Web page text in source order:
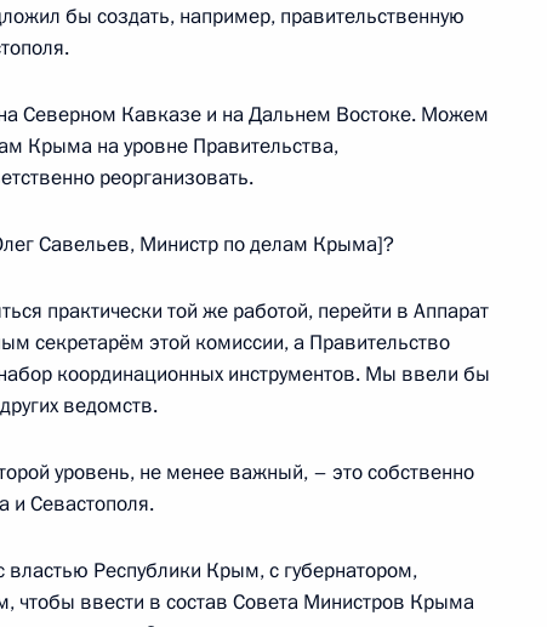
чемпионата мира
Навазом Шарифом
2
Ашрафом Гани
бы создать, например, правительственную
на Северном Кавказе и на Дальнем Востоке. Можем
Крыма на уровне Правительства,
реорганизовать.
Савельев, Министр по делам Крыма]?
практически той же работой, перейти в Аппарат
секретарём этой комиссии, а Правительство
координационных инструментов. Мы ввели бы
ведомств.
уровень, не менее важный, – это собственно
и Севастополя.
властью Республики Крым, с губернатором,
чтобы ввести в состав Совета Министров Крыма